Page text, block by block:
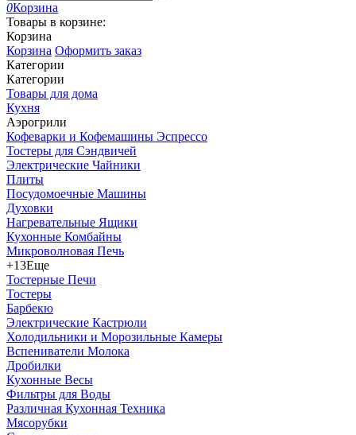
0Корзина
Товары в корзине:
Корзина
Корзина Оформить заказ
Категории
Категории
Товары для дома
Кухня
Аэрогрили
Кофеварки и Кофемашины Эспрессо
Тостеры для Сэндвичей
Электрические Чайники
Плиты
Посудомоечные Машины
Духовки
Нагревательные Ящики
Кухонные Комбайны
Микроволновая Печь
+13Еще
Тостерные Печи
Тостеры
Барбекю
Электрические Кастрюли
Холодильники и Морозильные Камеры
Вспениватели Молока
Дробилки
Кухонные Весы
Фильтры для Воды
Различная Кухонная Техника
Мясорубки